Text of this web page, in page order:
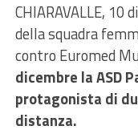
CHIARAVALLE, 10
della squadra
contro Euromed
dicembre la ASD
protagonista di
distanza.